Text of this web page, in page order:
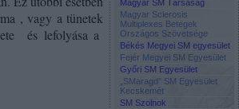
, vagy a tünetek
és lefolyása a
Magyar SM Társaság
Magyar Sclerosis
Multiplexes Betegek
Országos Szövetsége
Békés Megyei SM egyesület
Fejér Megyei SM Egyesület
Győri SM Egyesület
„SMaragd” SM Egyesület
Kecskemét
SM Szolnok